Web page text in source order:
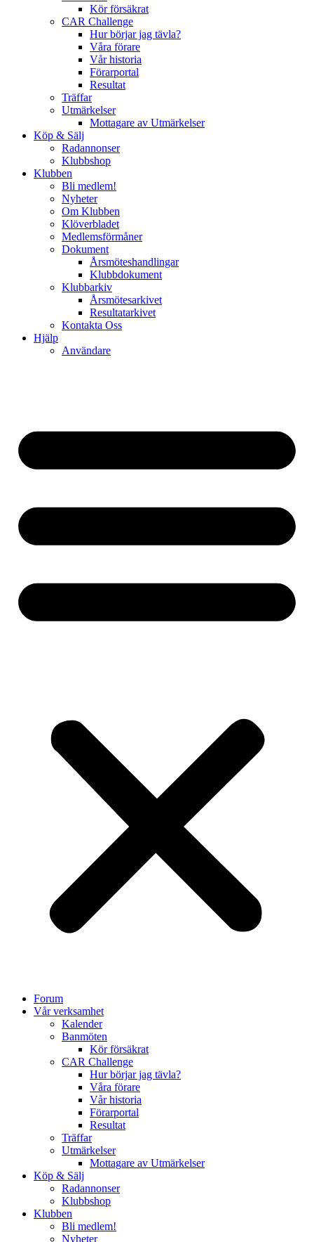
Kör försäkrat
CAR Challenge
Hur börjar jag tävla?
Våra förare
Vår historia
Förarportal
Resultat
Träffar
Utmärkelser
Mottagare av Utmärkelser
Köp & Sälj
Radannonser
Klubbshop
Klubben
Bli medlem!
Nyheter
Om Klubben
Klöverbladet
Medlemsförmåner
Dokument
Årsmöteshandlingar
Klubbdokument
Klubbarkiv
Årsmötesarkivet
Resultatarkivet
Kontakta Oss
Hjälp
Användare
Forum
Vår verksamhet
Kalender
Banmöten
Kör försäkrat
CAR Challenge
Hur börjar jag tävla?
Våra förare
Vår historia
Förarportal
Resultat
Träffar
Utmärkelser
Mottagare av Utmärkelser
Köp & Sälj
Radannonser
Klubbshop
Klubben
Bli medlem!
Nyheter